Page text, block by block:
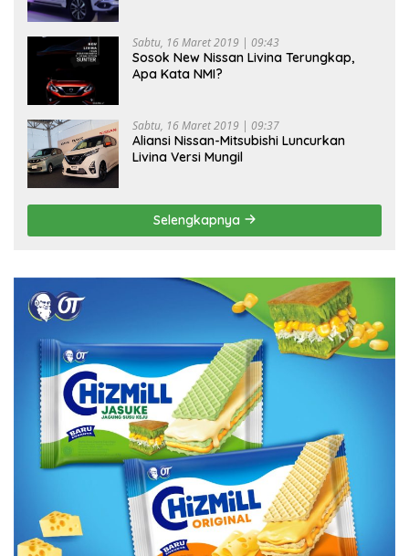
Sabtu, 16 Maret 2019 | 09:43
Sosok New Nissan Livina Terungkap,
Apa Kata NMI?
Sabtu, 16 Maret 2019 | 09:37
Aliansi Nissan-Mitsubishi Luncurkan
Livina Versi Mungil
Selengkapnya